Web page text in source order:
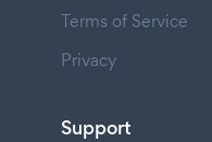
Terms of Service
Privacy
Support